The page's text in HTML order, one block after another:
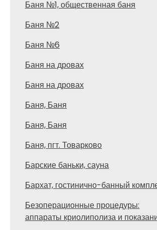
Баня №1, общественная баня
Баня №2
Баня №6
Баня на дровах
Баня на дровах
Баня, Баня
Баня, Баня
Баня, пгт. Товарково
Барские баньки, сауна
Бархат, гостинично-банный
Безоперационные процедуры:
аппараты криолиполиза и